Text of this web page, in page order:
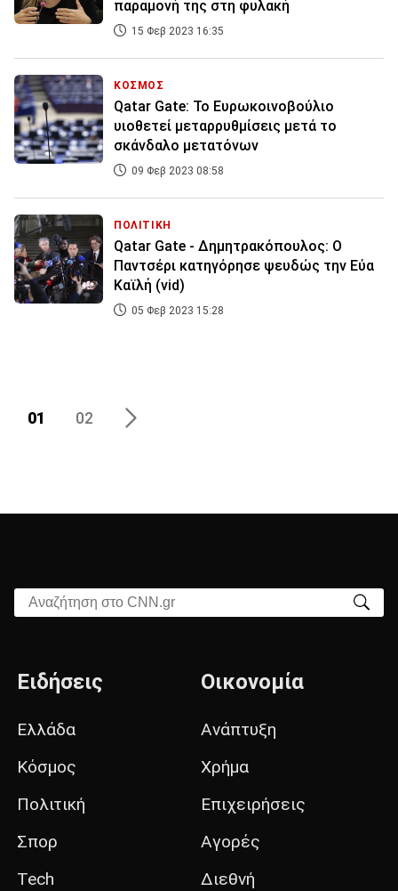
παραμονή της στη φυλακή
15 Φεβ 2023 16:35
ΚΟΣΜΟΣ
Qatar Gate: Το Ευρωκοινοβούλιο
υιοθετεί μεταρρυθμίσεις μετά το
σκάνδαλο μετατόνων
09 Φεβ 2023 08:58
ΠΟΛΙΤΙΚΗ
Qatar Gate - Δημητρακόπουλος: Ο
Παντσέρι κατηγόρησε ψευδώς την Εύα
Καϊλή (vid)
05 Φεβ 2023 15:28
01 02
Αναζήτηση στο CNN.gr
Ειδήσεις
Ελλάδα
Κόσμος
Πολιτική
Σπορ
Tech
Οικονομία
Ανάπτυξη
Χρήμα
Επιχειρήσεις
Αγορές
Διεθνή